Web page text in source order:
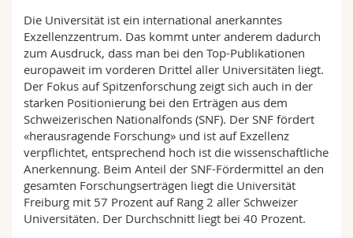
Die Universität ist ein international anerkanntes
Exzellenzzentrum. Das kommt unter anderem dadurch
zum Ausdruck, dass man bei den Top-Publikationen
europaweit im vorderen Drittel aller Universitäten liegt.
Der Fokus auf Spitzenforschung zeigt sich auch in der
starken Positionierung bei den Erträgen aus dem
Schweizerischen Nationalfonds (SNF). Der SNF fördert
«herausragende Forschung» und ist auf Exzellenz
verpflichtet, entsprechend hoch ist die wissenschaftliche
Anerkennung. Beim Anteil der SNF-Fördermittel an den
gesamten Forschungserträgen liegt die Universität
Freiburg mit 57 Prozent auf Rang 2 aller Schweizer
Universitäten. Der Durchschnitt liegt bei 40 Prozent.